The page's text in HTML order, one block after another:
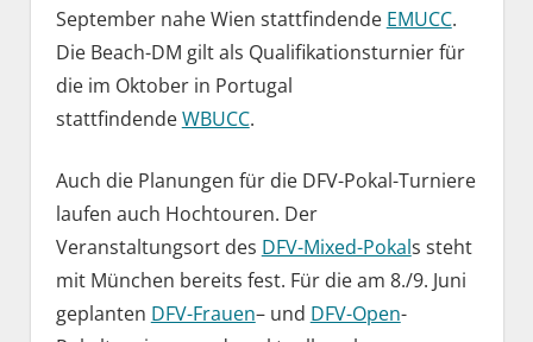
September nahe Wien stattfindende EMUCC.
Die Beach-DM gilt als Qualifikationsturnier für
die im Oktober in Portugal
stattfindendeWBUCC.
Auch die Planungen für die DFV-Pokal-Turniere
laufen auch Hochtouren. Der
Veranstaltungsort des DFV-Mixed-Pokals steht
mit München bereits fest. Für die am 8./9. Juni
geplanten DFV-Frauen– und DFV-Open-